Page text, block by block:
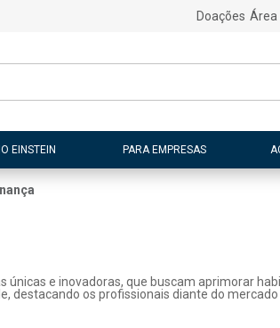
Doações Área
EINSTEIN PARA EMPRESAS
e inovadoras, que buscam aprimorar
destacando os profissionais diante do mercado